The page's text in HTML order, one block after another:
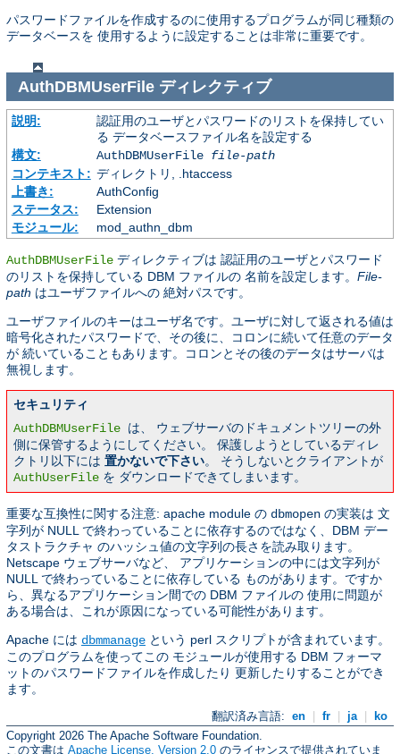
パスワードファイルを作成するのに使用するプログラムが同じ種類の
データベースを 使用するように設定することは非常に重要です。
AuthDBMUserFileディレクティブ
説明:
認証用のユーザとパスワードのリストを保持してい
る データベースファイル名を設定する
構文:
AuthDBMUserFile file-path
コンテキスト: ディレクトリ, .htaccess
上書き:
AuthConfig
ステータス:
Extension
モジュール:
mod_authn_dbm
AuthDBMUserFile ディレクティブは 認証用のユーザとパスワード
のリストを保持している DBM ファイルの 名前を設定します。 File-
path はユーザファイルへの 絶対パスです。
ユーザファイルのキーはユーザ名です。ユーザに対して返される値は
暗号化されたパスワードで、その後に、コロンに続いて任意のデータ
が 続いていることもあります。コロンとその後のデータはサーバは
無視します。
セキュリティ
AuthDBMUserFile は、 ウェブサーバのドキュメントツリーの外
側に保管するようにしてください。 保護しようとしているディレ
クトリ以下には 置かないで下さい。 そうしないとクライアントが
AuthUserFile を ダウンロードできてしまいます。
重要な互換性に関する注意: apache module の dbmopen の実装は 文
字列が NULL で終わっていることに依存するのではなく、DBM デー
タストラクチャ のハッシュ値の文字列の長さを読み取ります。
Netscape ウェブサーバなど、 アプリケーションの中には文字列が
NULL で終わっていることに依存している ものがあります。ですか
ら、異なるアプリケーション間での DBM ファイルの 使用に問題が
ある場合は、これが原因になっている可能性があります。
Apache には dbmmanage という perl スクリプトが含まれています。
このプログラムを使ってこの モジュールが使用する DBM フォーマ
ットのパスワードファイルを作成したり 更新したりすることができ
ます。
翻訳済み言語: en | fr | ja | ko
Copyright 2026 The Apache Software Foundation.
この文書は Apache License, Version 2.0 のライセンスで提供されていま